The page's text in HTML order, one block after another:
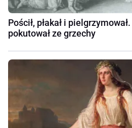
Pościł, płakał i
pokutował ze grzechy